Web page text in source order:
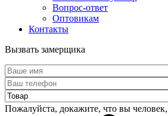
Вопрос-ответ
Оптовикам
Контакты
Вызвать замерщика
Пожалуйста, докажите, что вы